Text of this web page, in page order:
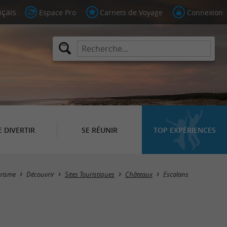
Espace Pro Carnets de Voyage Connexion
DIVERTIR SE RÉUNIR TOP EXPÉRIENCES
Masquer la carte
Découvrir Sites Touristiques Châteaux Escalans